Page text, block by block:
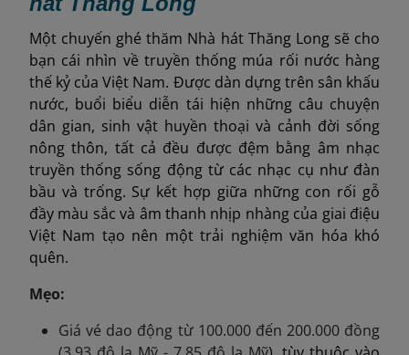
Một chuyến ghé thăm Nhà hát Thăng Long sẽ cho
bạn cái nhìn về truyền thống múa rối nước hàng
thế kỷ của Việt Nam. Được dàn dựng trên sân khấu
nước, buổi biểu diễn tái hiện những câu chuyện
dân gian, sinh vật huyền thoại và cảnh đời sống
nông thôn, tất cả đều được đệm bằng âm nhạc
truyền thống sống động từ các nhạc cụ như đàn
bầu và trống. Sự kết hợp giữa những con rối gỗ
đầy màu sắc và âm thanh nhịp nhàng của giai điệu
Việt Nam tạo nên một trải nghiệm văn hóa khó
quên.
Mẹo:
Giá vé dao động từ 100.000 đến 200.000 đồng